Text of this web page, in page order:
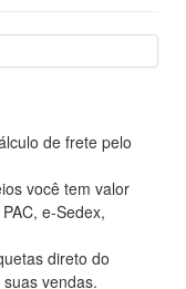
de frete pelo
você tem valor
e-Sedex,
direto do
vendas.